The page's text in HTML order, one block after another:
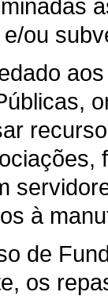
ou
à
de
os